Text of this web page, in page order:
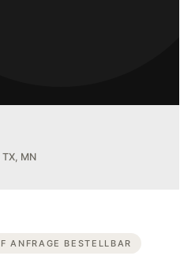
TX, MN
ANFRAGE BESTELLBAR